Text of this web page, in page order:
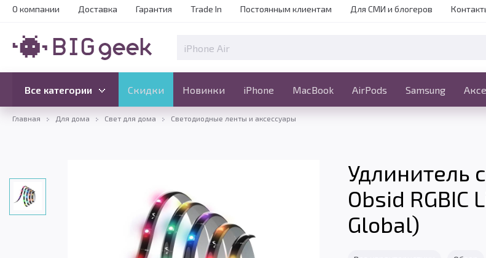
О компании Доставка Гарантия Trade In Постоянным клиентам Для СМИ и блогеров
Все категории Скидки Новинки iPhone MacBook AirPods Samsung
Скидки Новинки iPhone MacBook
Все категории Ещё
Главная Для дома Свет для дома Светодиодные ленты и аксессуары
Удлинитель
Obsid
Global)